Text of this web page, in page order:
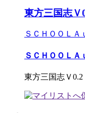
東方三国志Ｖ
ＳＣＨＯＯＬＡ
ＳＣＨＯＯＬＡ
東方三国志Ｖ0.2